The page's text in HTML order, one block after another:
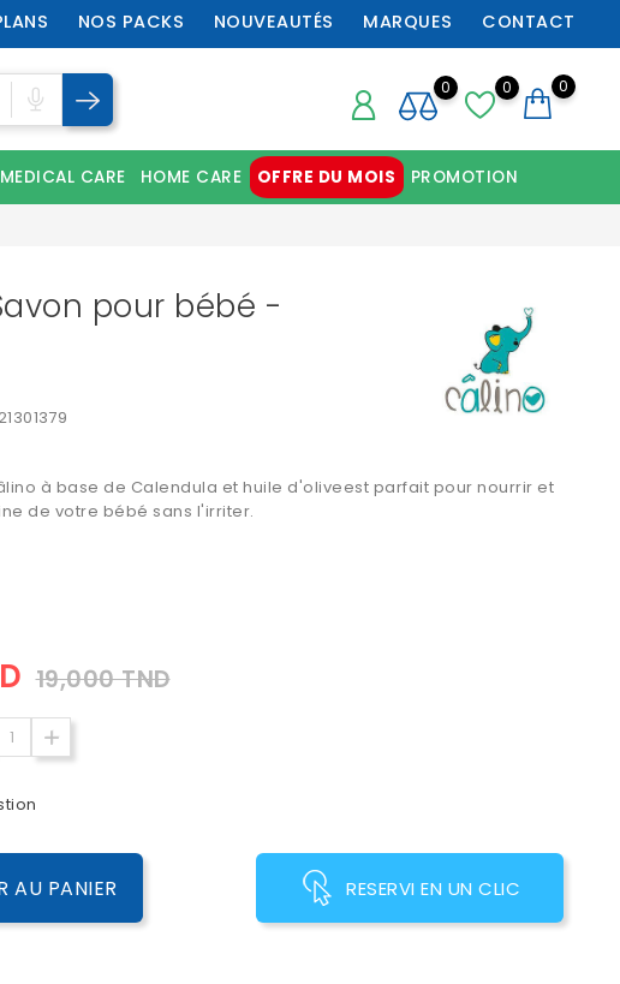
NOS PACKS NOUVEAUTÉS MARQUES CONTACT
0 0
0
MEDICAL CARE HOME CARE OFFRE DU MOIS PROMOTION
pour bébé -
à base de Calendula et huile d'oliveest parfait pour nourrir et
de votre bébé sans l'irriter.
19,000 TND
AU PANIER RESERVI EN UN CLIC